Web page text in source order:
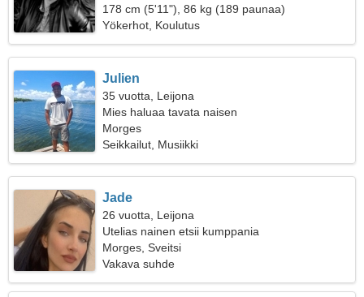
178 cm (5'11"), 86 kg (189 paunaa)
Yökerhot, Koulutus
Julien
35 vuotta, Leijona
Mies haluaa tavata naisen
Morges
Seikkailut, Musiikki
Jade
26 vuotta, Leijona
Utelias nainen etsii kumppania
Morges, Sveitsi
Vakava suhde